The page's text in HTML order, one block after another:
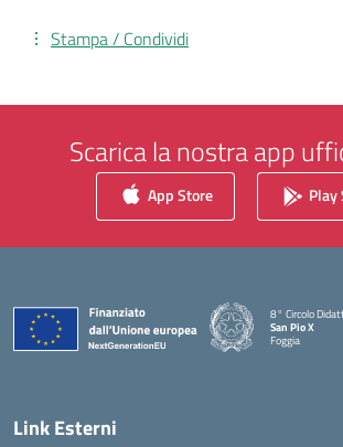
Stampa / Condividi
Scarica la nostra app
App Store Play
8° Circolo
San Pio X
Foggia
— Visita la
Link Esterni